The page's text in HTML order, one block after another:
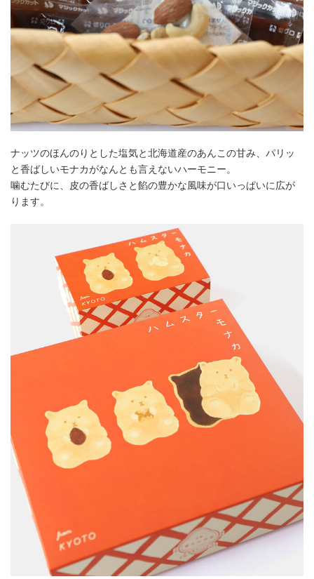
ナッツのほんのりとした塩気と北海道産のあんこの甘み、パリッ
と香ばしいモナカがなんとも言えないハーモニー。
噛むたびに、皮の香ばしさと餡の豊かな風味が口いっぱいに広が
ります。